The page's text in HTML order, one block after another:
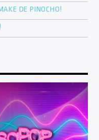
DE PINOCHO!